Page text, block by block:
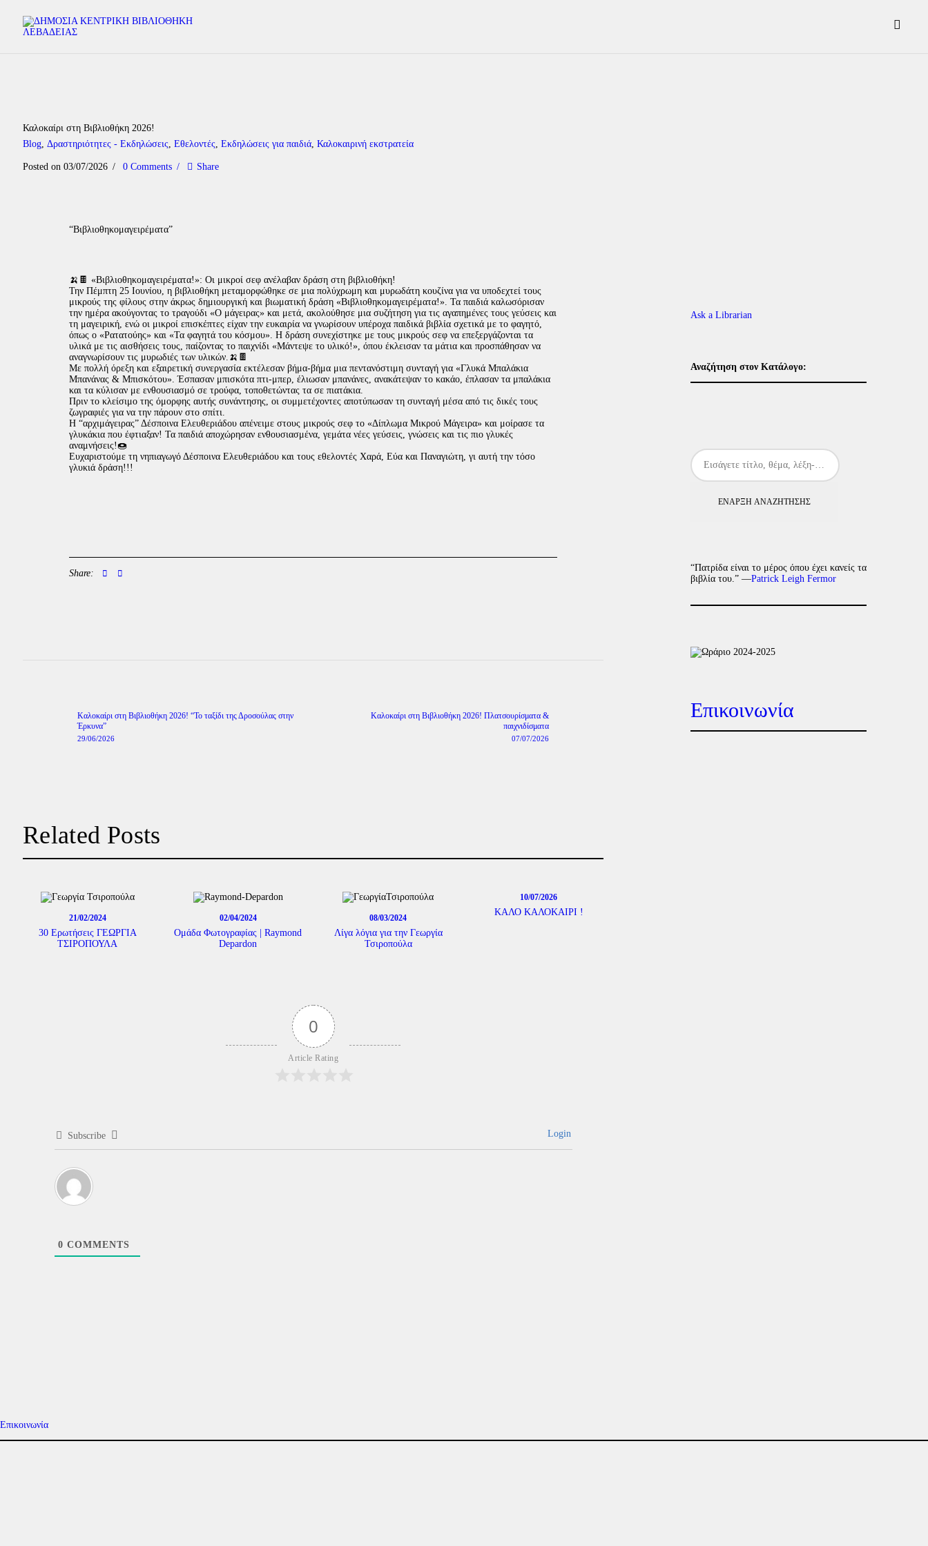
Καλοκαίρι στη Βιβλιοθήκη 2026!
Blog, Δραστηριότητες - Εκδηλώσεις, Εθελοντές, Εκδηλώσεις για παιδιά, Καλοκαιρινή εκστρατεία
Posted on 03/07/2026 0 Comments Share
“Βιβλιοθηκομαγειρέματα”
🍌🍫 «Βιβλιοθηκομαγειρέματα!»: Οι μικροί σεφ ανέλαβαν δράση στη βιβλιοθήκη!
Την Πέμπτη 25 Ιουνίου, η βιβλιοθήκη μεταμορφώθηκε σε μια πολύχρωμη και μυρωδάτη κουζίνα για να υποδεχτεί τους
μικρούς της φίλους στην άκρως δημιουργική και βιωματική δράση «Βιβλιοθηκομαγειρέματα!». Τα παιδιά καλωσόρισαν
την ημέρα ακούγοντας το τραγούδι «Ο μάγειρας» και μετά, ακολούθησε μια συζήτηση για τις αγαπημένες τους γεύσεις και
τη μαγειρική, ενώ οι μικροί επισκέπτες είχαν την ευκαιρία να γνωρίσουν υπέροχα παιδικά βιβλία σχετικά με το φαγητό,
όπως ο «Ρατατούης» και «Τα φαγητά του κόσμου». Η δράση συνεχίστηκε με τους μικρούς σεφ να επεξεργάζονται τα
υλικά με τις αισθήσεις τους, παίζοντας το παιχνίδι «Μάντεψε το υλικό!», όπου έκλεισαν τα μάτια και προσπάθησαν να
αναγνωρίσουν τις μυρωδιές των υλικών.🍌🍫
Με πολλή όρεξη και εξαιρετική συνεργασία εκτέλεσαν βήμα-βήμα μια πεντανόστιμη συνταγή για «Γλυκά Μπαλάκια
Μπανάνας & Μπισκότου». Έσπασαν μπισκότα πτι-μπερ, έλιωσαν μπανάνες, ανακάτεψαν το κακάο, έπλασαν τα μπαλάκια
και τα κύλισαν με ενθουσιασμό σε τρούφα, τοποθετώντας τα σε πιατάκια.
Πριν το κλείσιμο της όμορφης αυτής συνάντησης, οι συμμετέχοντες αποτύπωσαν τη συνταγή μέσα από τις δικές τους
ζωγραφιές για να την πάρουν στο σπίτι.
Η “αρχιμάγειρας” Δέσποινα Ελευθεριάδου απένειμε στους μικρούς σεφ το «Δίπλωμα Μικρού Μάγειρα» και μοίρασε τα
γλυκάκια που έφτιαξαν! Τα παιδιά αποχώρησαν ενθουσιασμένα, γεμάτα νέες γεύσεις, γνώσεις και τις πιο γλυκές
αναμνήσεις!🍩
Ευχαριστούμε τη νηπιαγωγό Δέσποινα Ελευθεριάδου και τους εθελοντές Χαρά, Εύα και Παναγιώτη, γι αυτή την τόσο
γλυκιά δράση!!!
Share:
Previous
post:
Καλοκαίρι στη Βιβλιοθήκη 2026! “Το ταξίδι της Δροσούλας στην
Έρκυνα”
29/06/2026
Καλοκαίρι στη Βιβλιοθήκη 2026! Πλατσουρίσματα &
παιχνιδίσματα
07/07/2026
Related Posts
21/02/2024
30 Ερωτήσεις ΓΕΩΡΓΙΑ
ΤΣΙΡΟΠΟΥΛΑ
02/04/2024
Ομάδα Φωτογραφίας | Raymond
Depardon
08/03/2024
Λίγα λόγια για την Γεωργία
Τσιροπούλα
10/07/2026
ΚΑΛΟ ΚΑΛΟΚΑΙΡΙ !
0
Article Rating
Subscribe Login
0 COMMENTS
Ask a Librarian
Αναζήτηση στον Κατάλογο:
ΈΝΑΡΞΗ ΑΝΑΖΉΤΗΣΗΣ
“Πατρίδα είναι το μέρος όπου έχει κανείς τα
βιβλία του.” —Patrick Leigh Fermor
Επικοινωνία
Επικοινωνία